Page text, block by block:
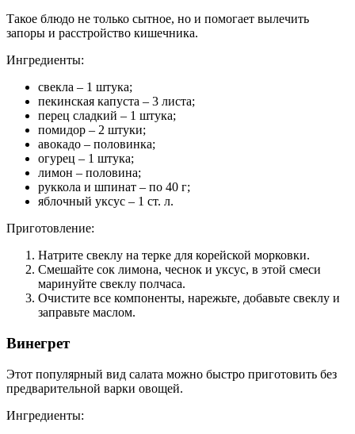
Такое блюдо не только сытное, но и помогает вылечить
запоры и расстройство кишечника.
Ингредиенты:
свекла – 1 штука;
пекинская капуста – 3 листа;
перец сладкий – 1 штука;
помидор – 2 штуки;
авокадо – половинка;
огурец – 1 штука;
лимон – половина;
руккола и шпинат – по 40 г;
яблочный уксус – 1 ст. л.
Приготовление:
Натрите свеклу на терке для корейской морковки.
Смешайте сок лимона, чеснок и уксус, в этой смеси
маринуйте свеклу полчаса.
Очистите все компоненты, нарежьте, добавьте свеклу и
заправьте маслом.
Винегрет
Этот популярный вид салата можно быстро приготовить без
предварительной варки овощей.
Ингредиенты: